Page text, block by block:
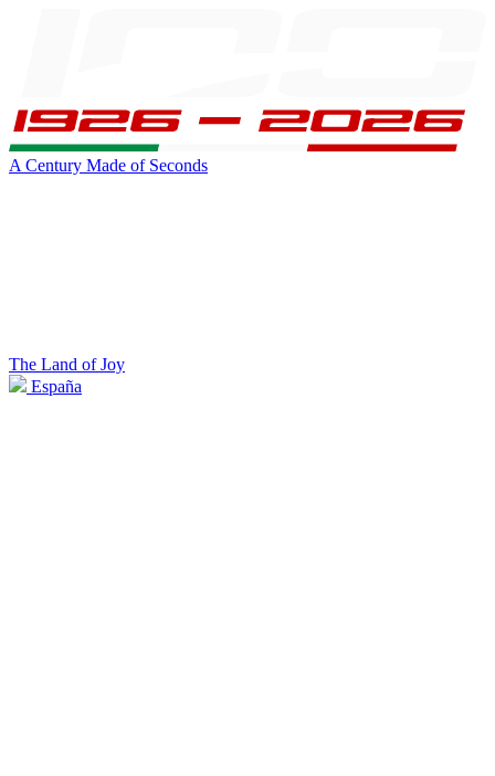
A Century Made of Seconds
The Land of Joy
España